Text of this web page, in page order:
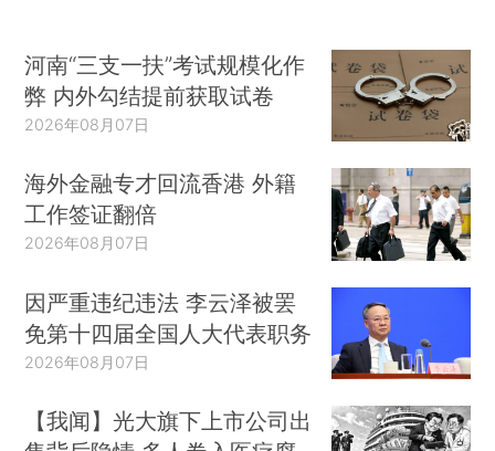
河南“三支一扶”考试规模化作
弊 内外勾结提前获取试卷
2026年08月07日
海外金融专才回流香港 外籍
工作签证翻倍
2026年08月07日
因严重违纪违法 李云泽被罢
免第十四届全国人大代表职务
2026年08月07日
【我闻】光大旗下上市公司出